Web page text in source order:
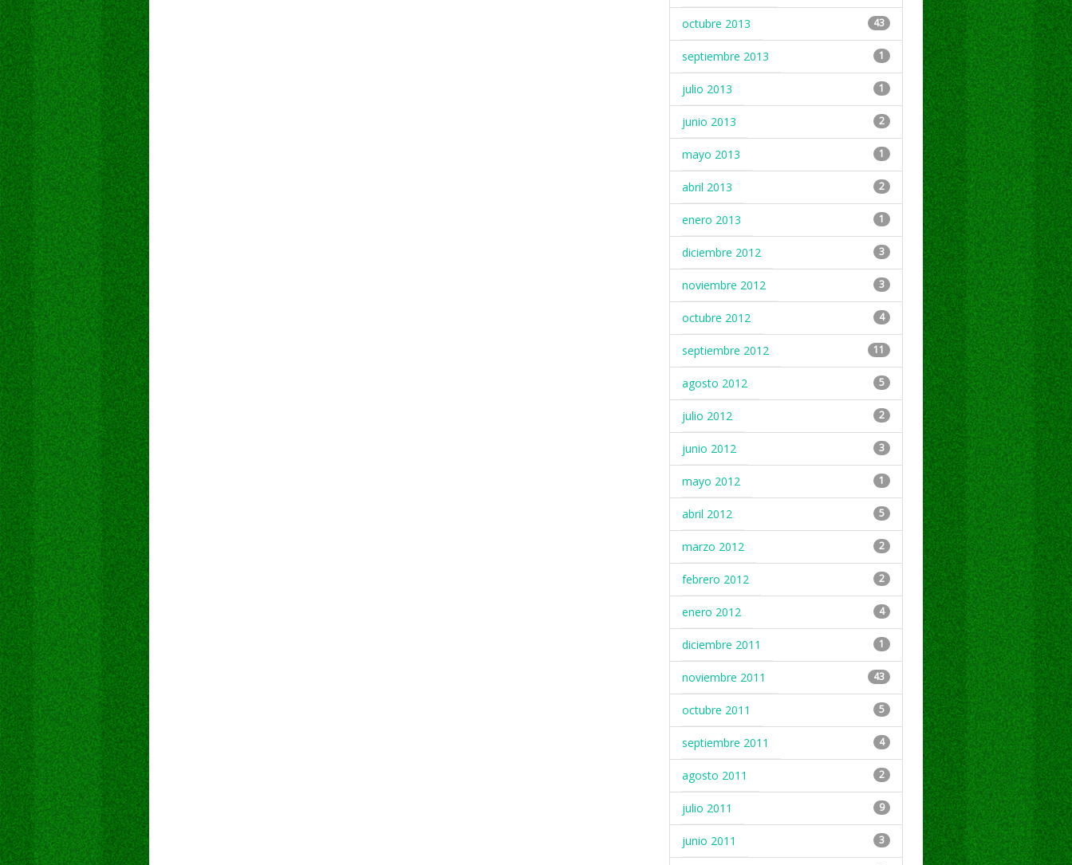
octubre 2013 43
septiembre 2013 1
julio 2013 1
junio 2013 2
mayo 2013 1
abril 2013 2
enero 2013 1
diciembre 2012 3
noviembre 2012 3
octubre 2012 4
septiembre 2012 11
agosto 2012 5
julio 2012 2
junio 2012 3
mayo 2012 1
abril 2012 5
marzo 2012 2
febrero 2012 2
enero 2012 4
diciembre 2011 1
noviembre 2011 43
octubre 2011 5
septiembre 2011 4
agosto 2011 2
julio 2011 9
junio 2011 3